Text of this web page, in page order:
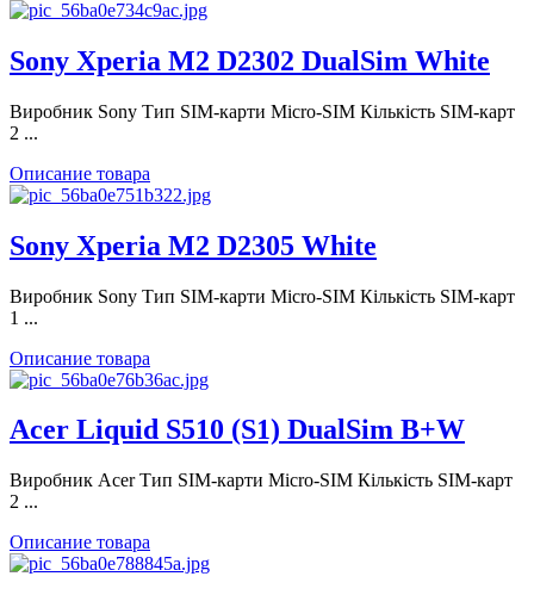
Sony Xperia M2 D2302 DualSim White
Виробник Sony Тип SIM-карти Micro-SIM Кількість SIM-карт
2 ...
Описание товара
Sony Xperia M2 D2305 White
Виробник Sony Тип SIM-карти Micro-SIM Кількість SIM-карт
1 ...
Описание товара
Acer Liquid S510 (S1) DualSim B+W
Виробник Acer Тип SIM-карти Micro-SIM Кількість SIM-карт
2 ...
Описание товара